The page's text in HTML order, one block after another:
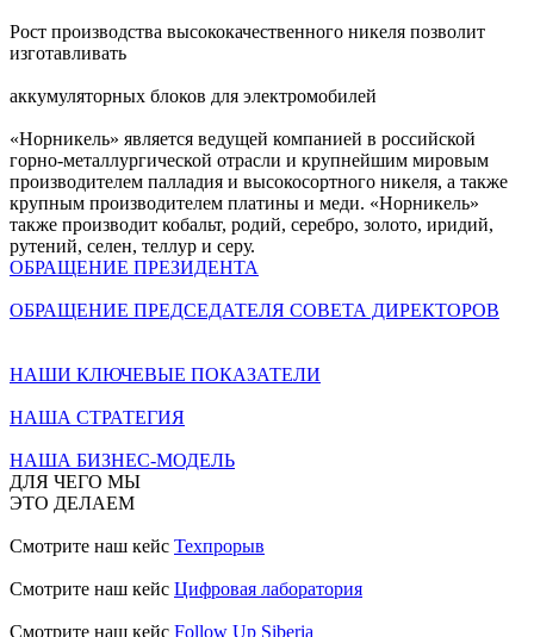
Рост производства высококачественного никеля позволит
изготавливать
аккумуляторных блоков для электромобилей
«Норникель» является ведущей компанией в российской
горно-металлургической отрасли и крупнейшим мировым
производителем палладия и высокосортного никеля, а также
крупным производителем платины и меди. «Норникель»
также производит кобальт, родий, серебро, золото, иридий,
рутений, селен, теллур и серу.
ОБРАЩЕНИЕ ПРЕЗИДЕНТА
ОБРАЩЕНИЕ ПРЕДСЕДАТЕЛЯ СОВЕТА ДИРЕКТОРОВ
НАШИ КЛЮЧЕВЫЕ ПОКАЗАТЕЛИ
НАША СТРАТЕГИЯ
НАША БИЗНЕС-МОДЕЛЬ
ДЛЯ ЧЕГО МЫ
ЭТО ДЕЛАЕМ
Смотрите наш кейс Техпрорыв
Смотрите наш кейс Цифровая лаборатория
Смотрите наш кейс Follow Up Siberia